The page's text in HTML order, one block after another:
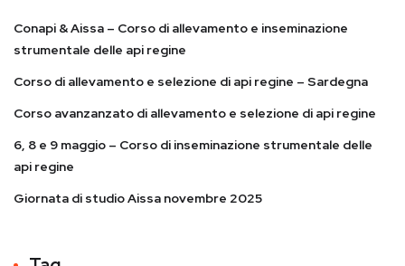
Conapi & Aissa – Corso di allevamento e inseminazione
strumentale delle api regine
Corso di allevamento e selezione di api regine – Sardegna
Corso avanzanzato di allevamento e selezione di api regine
6, 8 e 9 maggio – Corso di inseminazione strumentale delle
api regine
Giornata di studio Aissa novembre 2025